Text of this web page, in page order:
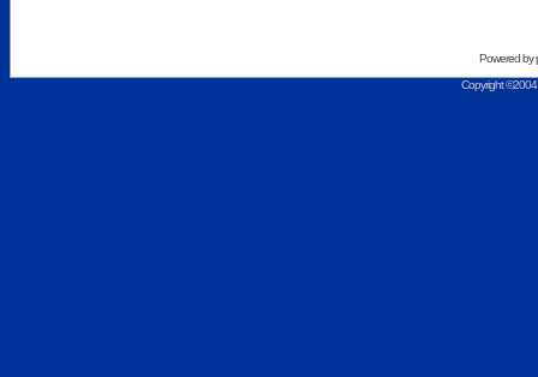
Powered by
Copyright ©2004